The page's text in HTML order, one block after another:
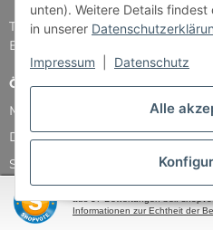
Alle
unten). Weitere Details findest
in unserer
Impressum Datenschutz
Tel: 06031 - 7907979
E-Mail: info@Brettspiel-
Öffnungszeiten
Montag & Mittwoch nur
Dienstag, Donnerstag und
Samstag: 11:00 - 14:00 Uhr
...und natürlich während
SEHR GUT (4.87 / 5)
aus37Bewertungen bei:
Informationen zur Echtheit der